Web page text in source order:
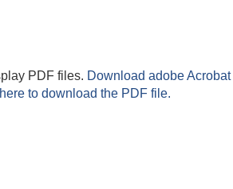
PDF files. Download adobe Acrobat
to download the PDF file.